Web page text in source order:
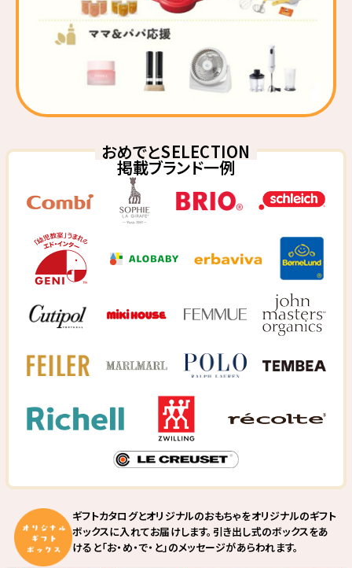
おめでとSELECTION
掲載ブランド一例
ギフトカタログとオリジナルのおもちゃをオリジナルのギフト
ボックスに入れてお届けします。引き出し式のボックスをあ
けると「お・め・で・と」のメッセージがあらわれます。